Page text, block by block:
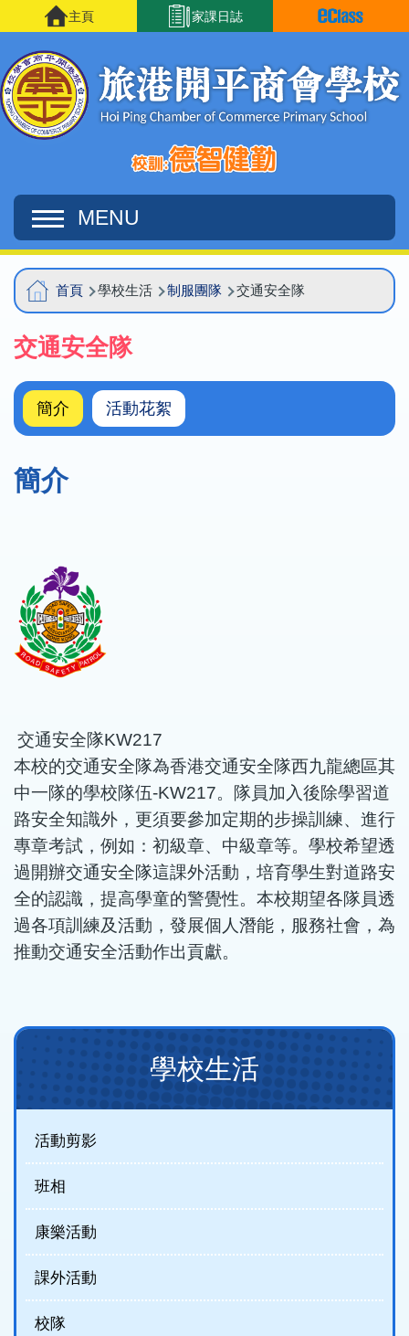
移至主內容 家課日誌
主頁
MENU
Main
navigation
導
航
連
結
首頁 學校生活 制服團隊 交通安全隊
交通安全隊
簡介 活動花絮
簡介
交通安全隊KW217
本校的交通安全隊為香港交通安全隊西九龍總區其
中一隊的學校隊伍-KW217。隊員加入後除學習道
路安全知識外，更須要參加定期的步操訓練、進行
專章考試，例如：初級章、中級章等。學校希望透
過開辦交通安全隊這課外活動，培育學生對道路安
全的認識，提高學童的警覺性。本校期望各隊員透
過各項訓練及活動，發展個人潛能，服務社會，為
推動交通安全活動作出貢獻。
Main
制
服
團
隊)
學校生活
活動剪影
班相
康樂活動
課外活動
校隊